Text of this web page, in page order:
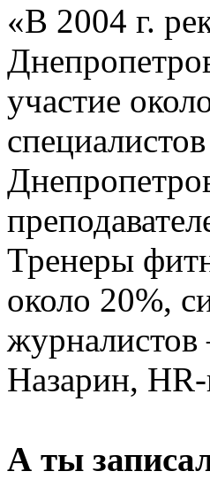
«В 2004 г.
участие
Тренеры
около 20%,
Назарин, HR-
А ты